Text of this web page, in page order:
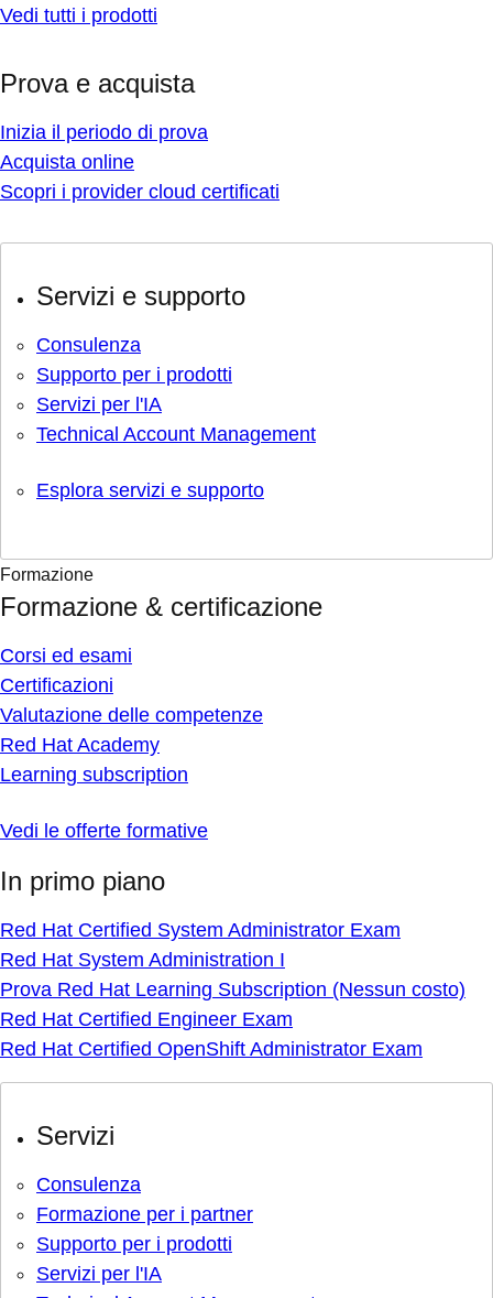
Vedi tutti i prodotti
Prova e acquista
Inizia il periodo di prova
Acquista online
Scopri i provider cloud certificati
Servizi e supporto
Consulenza
Supporto per i prodotti
Servizi per l'IA
Technical Account Management
Esplora servizi e supporto
Formazione
Formazione & certificazione
Corsi ed esami
Certificazioni
Valutazione delle competenze
Red Hat Academy
Learning subscription
Vedi le offerte formative
In primo piano
Red Hat Certified System Administrator Exam
Red Hat System Administration I
Prova Red Hat Learning Subscription (Nessun costo)
Red Hat Certified Engineer Exam
Red Hat Certified OpenShift Administrator Exam
Servizi
Consulenza
Formazione per i partner
Supporto per i prodotti
Servizi per l'IA